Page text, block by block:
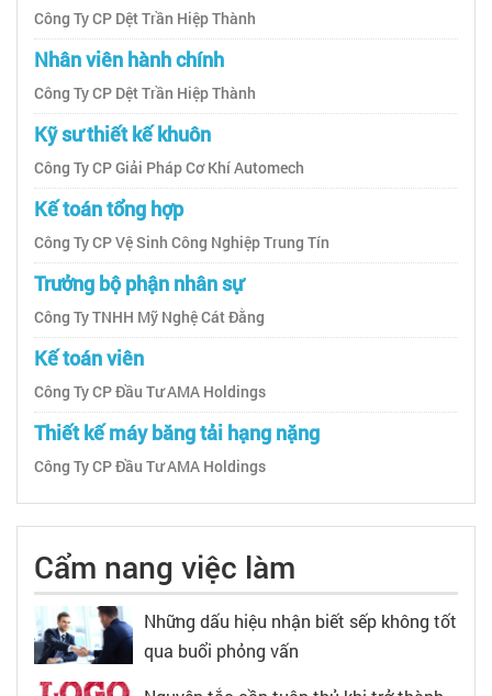
Công Ty CP Dệt Trần Hiệp Thành
Nhân viên hành chính
Công Ty CP Dệt Trần Hiệp Thành
Kỹ sư thiết kế khuôn
Công Ty CP Giải Pháp Cơ Khí Automech
Kế toán tổng hợp
Công Ty CP Vệ Sinh Công Nghiệp Trung Tín
Trưởng bộ phận nhân sự
Công Ty TNHH Mỹ Nghệ Cát Đằng
Kế toán viên
Công Ty CP Đầu Tư AMA Holdings
Thiết kế máy băng tải hạng nặng
Công Ty CP Đầu Tư AMA Holdings
Cẩm nang việc làm
Những dấu hiệu nhận biết sếp không tốt
qua buổi phỏng vấn